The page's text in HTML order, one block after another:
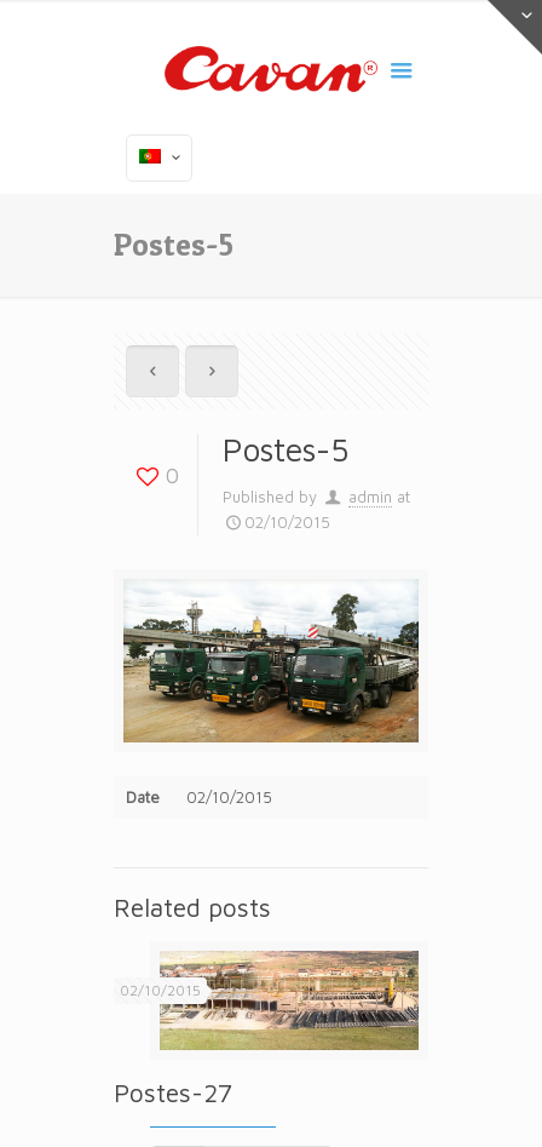
Postes-5
0
Postes-5
Published by admin at
02/10/2015
Date 02/10/2015
Related posts
02/10/2015
Postes-27